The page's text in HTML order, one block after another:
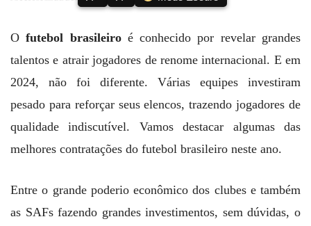
Ofutebol brasileiroé conhecido por revelar grandes
talentos e atrair jogadores de renome internacional. E em
2024, não foi diferente. Várias equipes investiram
pesado para reforçar seus elencos, trazendo jogadores de
qualidade indiscutível. Vamos destacar algumas das
melhores contratações do futebol brasileiro neste ano.
Entre o grande poderio econômico dos clubes e também
as SAFs fazendo grandes investimentos, sem dúvidas, o